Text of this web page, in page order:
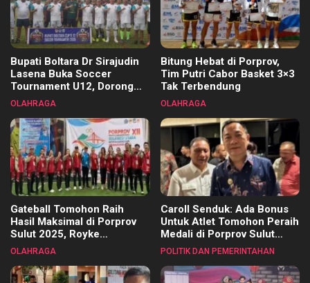
Bupati Boltara Dr Sirajudin
Lasena Buka Soccer
Tournament U12, Dorong
Pembinaan Merata di Setiap
OLAHRAGA
Bitung Hebat di Porprov,
Tim Putri Cabor Basket 3×3
Tak Terbendung
OLAHRAGA
Gateball Tomohon Raih
Hasil Maksimal di Porprov
Sulut 2025, Royke
Tangkawarouw Ucapkan
OLAHRAGA
Caroll Senduk: Ada Bonus
Untuk Atlet Tomohon Peraih
Medali di Porprov Sulut
2025
POLITIK DAN PEMERINTAHAN